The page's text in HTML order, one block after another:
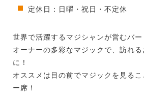
定休日：日曜・祝日・不定休
世界で活躍するマジシャンが営むバー
オーナーの多彩なマジックで、訪れ
に！
オススメは目の前でマジックを見る
ー席！